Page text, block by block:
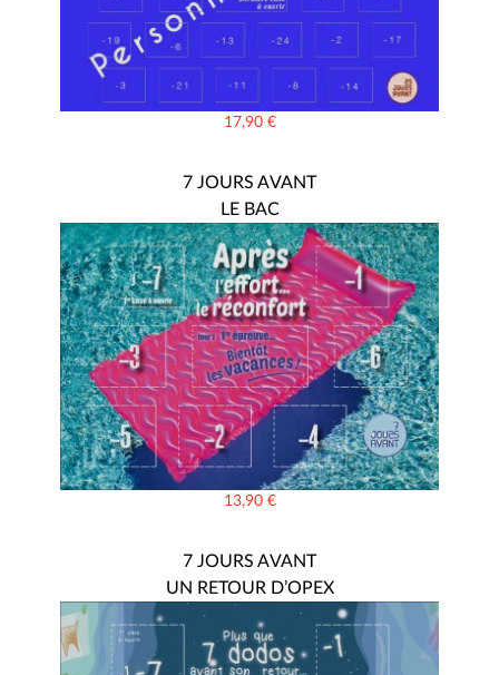
17,90 €
7 JOURS AVANT
LE BAC
13,90 €
7 JOURS AVANT
UN RETOUR D’OPEX